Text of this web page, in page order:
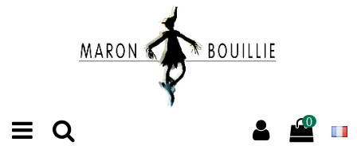
0